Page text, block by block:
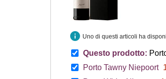
info Uno di questi articoli ha
Questo prodotto:
Porto Tawny Niepoort